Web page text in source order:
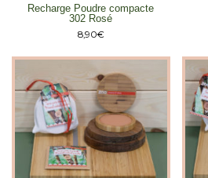
Recharge Poudre compacte
302 Rosé
8,90€